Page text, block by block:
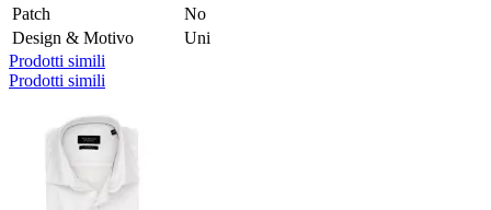
Patch
No
Design & Motivo
Uni
Prodotti simili
Prodotti simili